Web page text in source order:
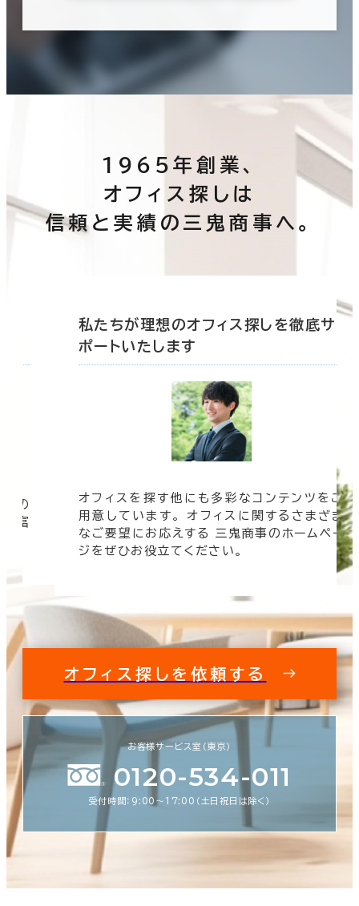
1965年創業、
オフィス探しは
信頼と実績の三鬼商事へ。
の
豊富
私たちが理想のオフィス探しを徹底サ
ポートいたします
オフィスを探す他にも多彩なコンテンツをご
用意しています。 オフィスに関するさまざま
なご要望にお応えする 三鬼商事のホームペー
ジをぜひお役立てください。
オフィス探しを依頼する
お客様サービス室（東京）
0120-534-011
受付時間：9:00〜17:00（土日祝日は除く）